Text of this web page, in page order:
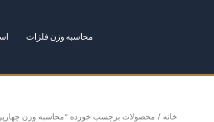
محاسبه وزن فلزات
خانه / محصولات برچسب خورده “محاسبه وزن چهارپر